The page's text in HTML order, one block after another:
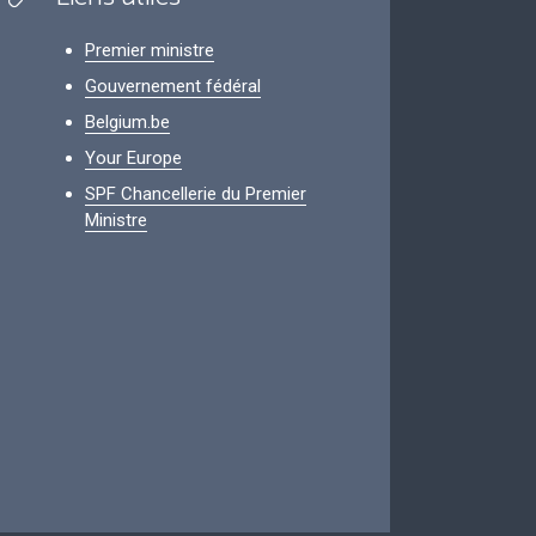
Premier ministre
Gouvernement fédéral
Belgium.be
Your Europe
SPF Chancellerie du Premier
Ministre